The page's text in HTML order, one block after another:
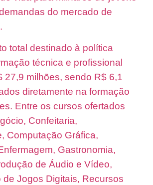
do mercado de
total destinado à política
técnica e profissional
27,9 milhões, sendo R$ 6,1
diretamente na formação
Entre os cursos ofertados
Confeitaria,
Computação Gráfica,
Gastronomia,
de Áudio e Vídeo,
de Jogos Digitais, Recursos